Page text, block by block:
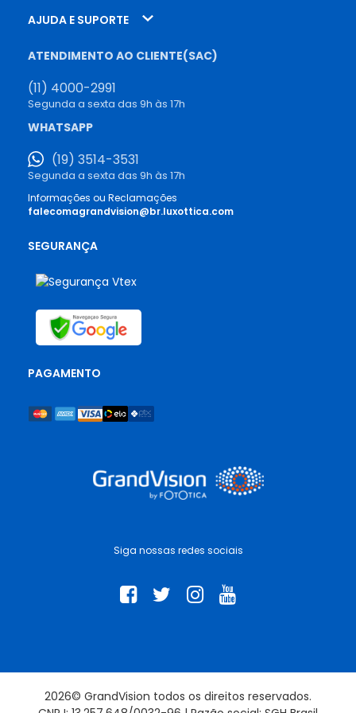
Siga nossas redes sociais
AJUDA E SUPORTE
ATENDIMENTO AO CLIENTE(SAC)
(11) 4000-2991
Segunda a sexta das 9h às 17h
WHATSAPP
(19) 3514-3531
Segunda a sexta das 9h às 17h
Informações ou Reclamações
falecomagrandvision@br.luxottica.com
SEGURANÇA
PAGAMENTO
2026© GrandVision todos os direitos reservados.